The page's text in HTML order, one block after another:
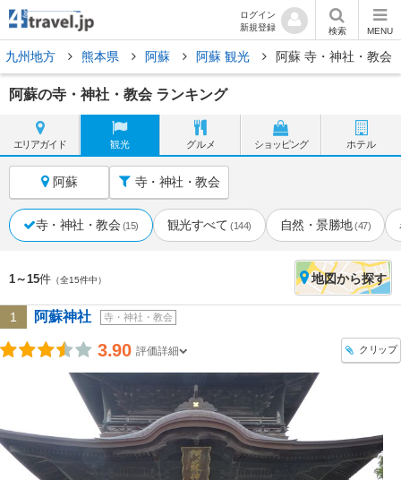
ログイン
新規登録
検索 MENU
九州地方 熊本県 阿蘇 阿蘇 観光 阿蘇 寺・神社・教会
阿蘇の寺・神社・教会 ランキング
エリアガイド 観光 グルメ ショッピング ホテル
阿蘇 寺・神社・教会
寺・神社・教会 (15) 観光すべて (144) 自然・景勝地 (47)
1～15件 （全15件中） 地図から探す
1 阿蘇神社 寺・神社・教会
3.90 評価詳細 クリップ